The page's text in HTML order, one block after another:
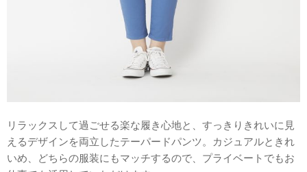
リラックスして過ごせる楽な履き心地と、すっきりきれいに見
えるデザインを両立したテーパードパンツ。カジュアルときれ
いめ、どちらの服装にもマッチするので、プライベートでもお